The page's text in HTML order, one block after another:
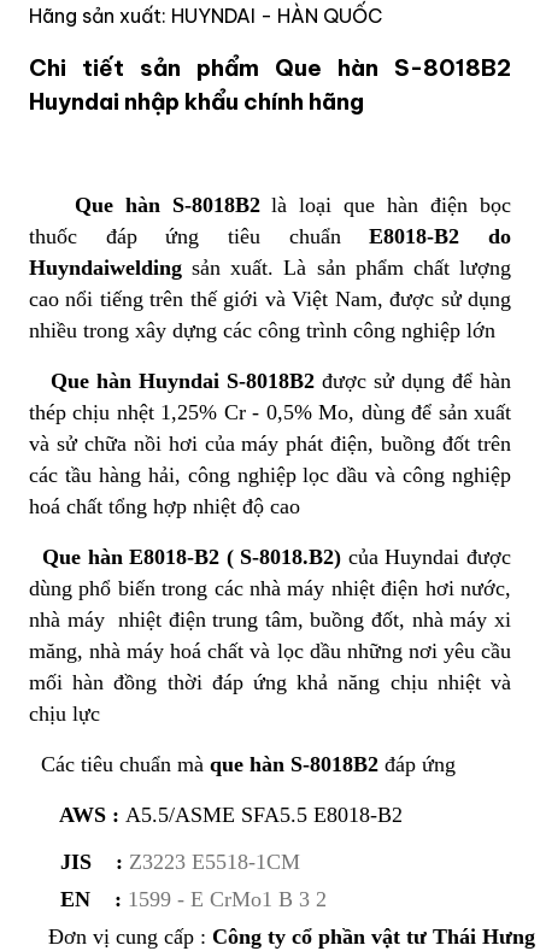
Hãng sản xuất: HUYNDAI - HÀN QUỐC
Chi tiết sản phẩm Que hàn S-8018B2
Huyndai nhập khẩu chính hãng
Que hàn S-8018B2là loại que hàn điện bọc
thuốc đáp ứng tiêu chuẩnE8018-B2 do
Huyndaiwelding sản xuất. Là sản phẩm chất lượng
cao nổi tiếng trên thế giới và Việt Nam, được sử dụng
nhiều trong xây dựng các công trình công nghiệp lớn
Que hàn Huyndai S-8018B2 được sử dụng để hàn
thép chịu nhệt 1,25% Cr - 0,5% Mo, dùng để sản xuất
và sử chữa nồi hơi của máy phát điện, buồng đốt trên
các tầu hàng hải, công nghiệp lọc dầu và công nghiệp
hoá chất tổng hợp nhiệt độ cao
Que hàn E8018-B2 ( S-8018.B2) của Huyndai được
dùng phổ biến trong các nhà máy nhiệt điện hơi nước,
nhà máy nhiệt điện trung tâm, buồng đốt, nhà máy xi
măng, nhà máy hoá chất và lọc dầu những nơi yêu cầu
mối hàn đồng thời đáp ứng khả năng chịu nhiệt và
chịu lực
Các tiêu chuẩn mà que hàn S-8018B2 đáp ứng
AWS : A5.5/ASME SFA5.5 E8018-B2
JIS : Z3223 E5518-1CM
EN : 1599 - E CrMo1 B 3 2
Đơn vị cung cấp : Công ty cổ phần vật tư Thái Hưng